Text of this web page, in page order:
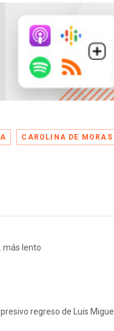
CAROLINA DE MORAS
más lento
regreso de Luis Miguel